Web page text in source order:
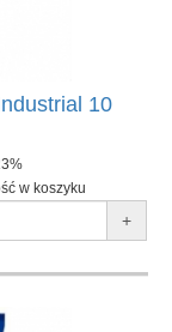
10
w koszyku
+